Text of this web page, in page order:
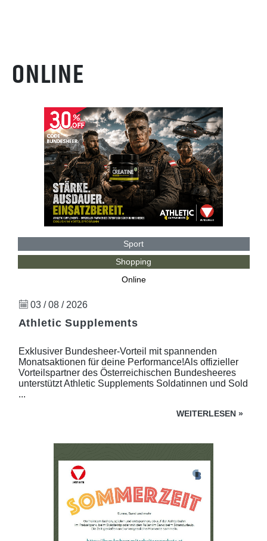
ONLINE
Sport
Shopping
Online
03 / 08 / 2026
Athletic Supplements
Exklusiver Bundesheer-Vorteil mit spannenden
Monatsaktionen für deine Performance!Als offizieller
Vorteilspartner des Österreichischen Bundesheeres
unterstützt Athletic Supplements Soldatinnen und Sold
...
WEITERLESEN »